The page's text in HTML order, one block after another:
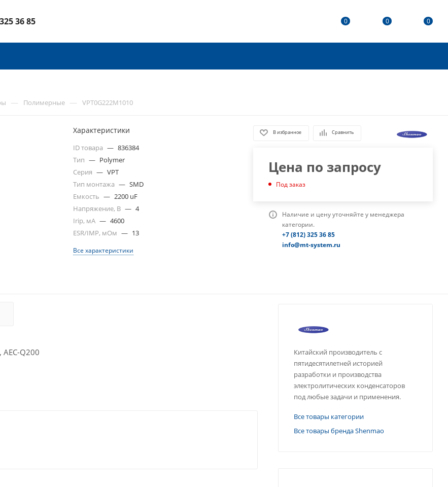
36 85 0 0 0
— Полимерные — VPT0G222M1010
Характеристики
ID товара — 836384
Тип — Polymer
Серия — VPT
Тип монтажа — SMD
Емкость — 2200 uF
Напряжение, В — 4
Irip, мА — 4600
ESR/IMP, мОм — 13
Все характеристики
В избранное Сравнить
Цена по запросу
Под заказ
Наличие и цену уточняйте у менеджера
категории.
+7 (812) 325 36 85
info@mt-system.ru
Q200
Китайский производитель с
пятидесятилетней историей
разработки и производства
электролитических конденсаторов
под любые задачи и применения.
Все товары категории
Все товары бренда Shenmao